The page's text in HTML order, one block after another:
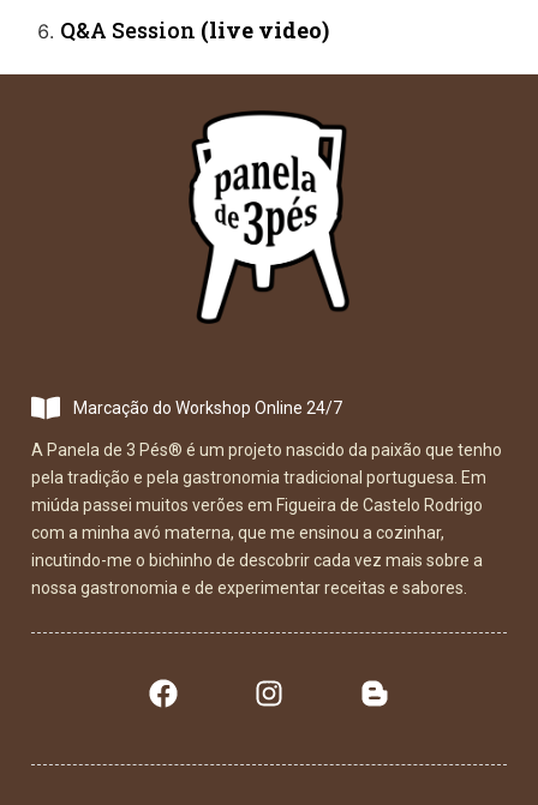
Q&A Session (live video)
Marcação do Workshop Online 24/7
A Panela de 3 Pés® é um projeto nascido da paixão que tenho
pela tradição e pela gastronomia tradicional portuguesa. Em
miúda passei muitos verões em Figueira de Castelo Rodrigo
com a minha avó materna, que me ensinou a cozinhar,
incutindo-me o bichinho de descobrir cada vez mais sobre a
nossa gastronomia e de experimentar receitas e sabores.